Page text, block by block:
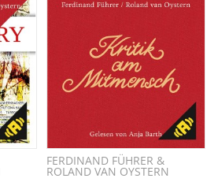
FERDINAND FÜHRER &
ROLAND VAN OYSTERN